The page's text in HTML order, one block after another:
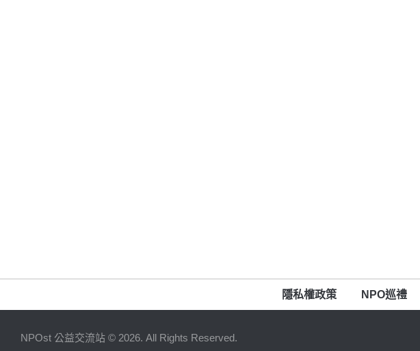
隱私權政策 NPO巡禮
NPOst 公益交流站 © 2026. All Rights Reserved.